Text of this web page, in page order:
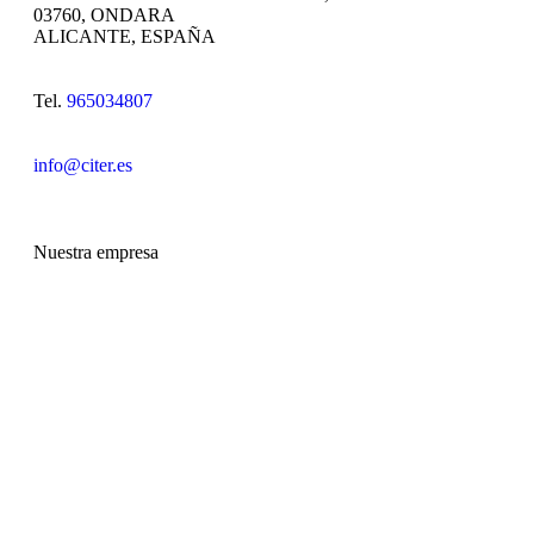
03760, ONDARA
ALICANTE, ESPAÑA
Tel. 965034807
info@citer.es
Nuestra empresa